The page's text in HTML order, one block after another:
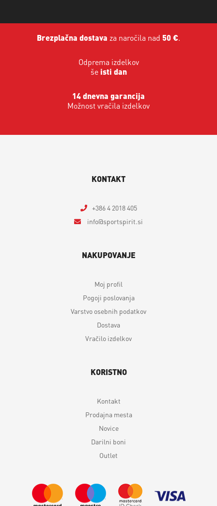
Brezplačna dostava za naročila nad 50 €.
Odprema izdelkov
še isti dan
14 dnevna garancija
Možnost vračila izdelkov
KONTAKT
+386 4 2018 405
info
sportspirit.si
NAKUPOVANJE
Moj profil
Pogoji poslovanja
Varstvo osebnih podatkov
Dostava
Vračilo izdelkov
KORISTNO
Kontakt
Prodajna mesta
Novice
Darilni boni
Outlet